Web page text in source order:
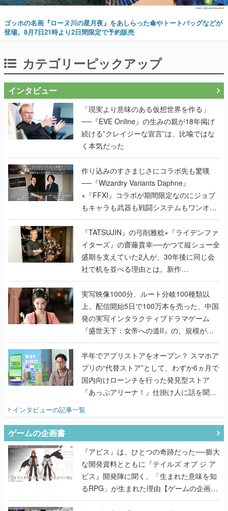
ゴッホの名画『ローヌ川の星月夜』をあしらった傘やトートバッグなどが
登場。8月7日21時より2日間限定で予約販売
カテゴリーピックアップ
インタビュー
「現実より意味のある仮想世界を作る」
──『EVE Online』の生みの親が18年掲げ
続ける”クレイジーな宣言”は、比喩ではな
く本気だった
作り込みのすさまじさにコラボ先も驚嘆
──『Wizardry Variants Daphne』
×『FFXI』コラボが期間限定なのにジョブ
もキャラも武器も戦闘システムもワンオフ
で作り込まれた理由を両ディレクターに聞
く
『TATSUJIN』の弓削雅稔×『ライデンファ
イターズ』の齋藤貴幸──かつて縦シュー全
盛期を支えていた2人が、30年後に同じ会
社で机を並べる理由とは。新作
『TATSUJIN EXTREME』で初タッグを組
んだレジェンド2人に訊く開発秘話
実写映像1000分、ルート分岐100種類以
上。配信開始5日で100万本を売った、中国
発の実写インタラクティブドラマゲーム
『盛世天下：女帝への道II』の、規模が違
うこだわりをプロデューサーに聞いた
半年でアプリストアをオープン？ スマホア
プリの“代替ストア”として、わずか6ヵ月で
国内向けローンチを行った発見型ストア
『あっぷアリーナ！』仕掛け人に話を聞い
てみた
インタビューの記事一覧
ゲームの企画書
『アビス』は、ひとつの奇跡だった──膨大
な開発資料とともに『テイルズ オブ ジ ア
ビス』開発陣に聞く、「生まれた意味を知
るRPG」が生まれた理由【ゲームの企画
書】